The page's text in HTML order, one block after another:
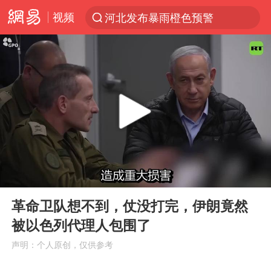
视频
河北发布暴雨橙色预警
台风“白海豚”登陆 各地各部门全力应对
人形机器人第一股
多地银行上调存款利率
上海地铁4条线路全线停运
白海豚路径图
宇树申购 中一签有望赚20万元
4.2平卫生间补漏注胶花1.55万
武汉3名城管协管员殴打摊主被刑拘
律师谈贾冰私人饭局被偷拍
Play
革命卫队想不到，仗没打完，伊朗竟然
被以色列代理人包围了
声明：个人原创，仅供参考